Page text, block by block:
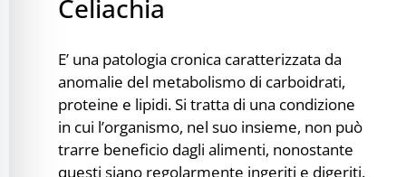
Celiachia
E’ una patologia cronica caratterizzata da
anomalie del metabolismo di carboidrati,
proteine e lipidi. Si tratta di una condizione
in cui l’organismo, nel suo insieme, non può
trarre beneficio dagli alimenti, nonostante
questi siano regolarmente ingeriti e digeriti.